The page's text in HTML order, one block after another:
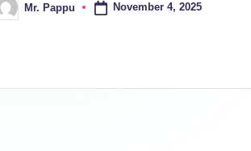
Mr. Pappu November 4, 2025